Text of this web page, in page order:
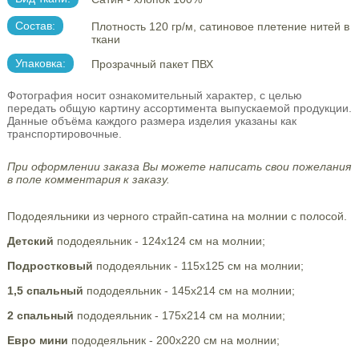
Состав:
Плотность 120 гр/м, сатиновое плетение нитей в
ткани
Упаковка:
Прозрачный пакет ПВХ
Фотография носит ознакомительный характер, с целью
передать общую картину ассортимента выпускаемой продукции.
Данные объёма каждого размера изделия указаны как
транспортировочные.
При оформлении заказа Вы можете написать свои пожелания
в поле комментария к заказу.
Пододеяльники из черного страйп-сатина на молнии с полосой.
Детский пододеяльник - 124х124 см на молнии;
Подростковый пододеяльник - 115х125 см на молнии;
1,5 спальный пододеяльник - 145х214 см на молнии;
2 спальный пододеяльник - 175х214 см на молнии;
Евро мини пододеяльник - 200х220 см на молнии;